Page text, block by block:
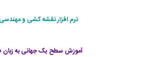
نرم افزار نقشه کشی و مهندسی
آموزش سطح یک جهانی به زبان